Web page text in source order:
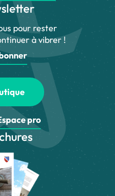
pour rester
à vibrer !
pro